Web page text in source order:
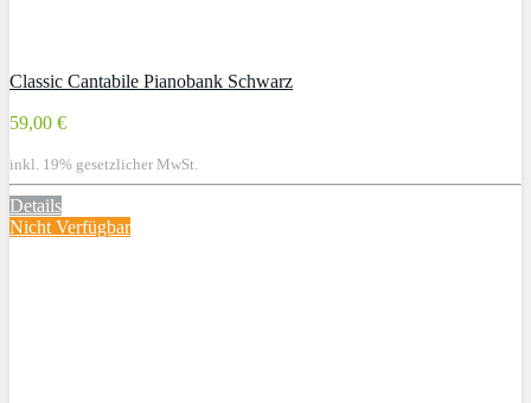
Classic Cantabile Pianobank Schwarz
59,00 €
inkl. 19% gesetzlicher MwSt.
Details
Nicht Verfügbar